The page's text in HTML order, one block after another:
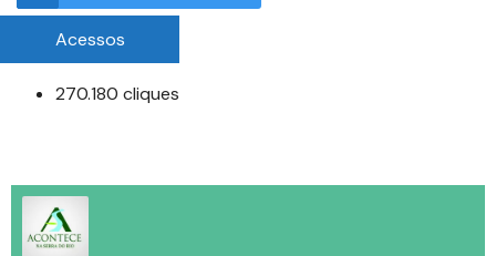
Acessos
270.180 cliques